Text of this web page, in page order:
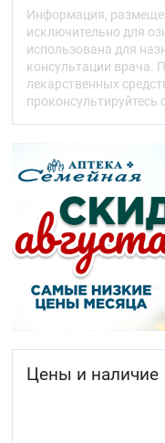
Эналаприл
действия связан с
ангиотензина I
содержания
уменьшению
понижается общее
сопротивление,
артериальное
на миокард.
степени, чем
повышения
отмечается.
увеличивает
Гипотензивный
высоком уровне
нормальном или
Снижение АД в
оказывает влияния
кровоток в
артериального
Информация,
исключительно для
использована для
консультации врача.
лекарственных
проконсультируйтесь
Цены и наличие